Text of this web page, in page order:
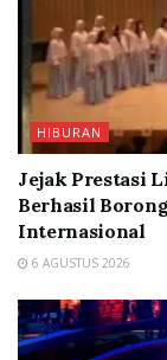
HIBURAN
Jejak Prestasi
Berhasil
Internasional
6 AGUSTUS 2026